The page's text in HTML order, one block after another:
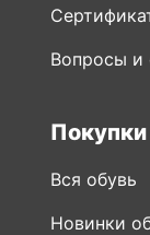
Вопросы и
Покупки
Вся обувь
Новинки